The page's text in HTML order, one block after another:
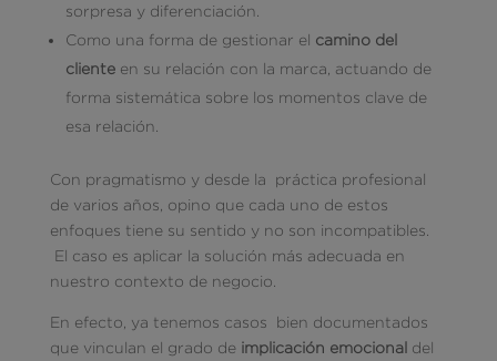
sorpresa y diferenciación.
Como una forma de gestionar el camino del
clienteen su relación con la marca, actuando de
forma sistemática sobre los momentos clave de
esa relación.
Con pragmatismo y desde la práctica profesional
de varios años, opino que cada uno de estos
enfoques tiene su sentido y no son incompatibles.
El caso es aplicar la solución más adecuada en
nuestro contexto de negocio.
En efecto, ya tenemos casos bien documentados
que vinculan el grado de implicación emocional del